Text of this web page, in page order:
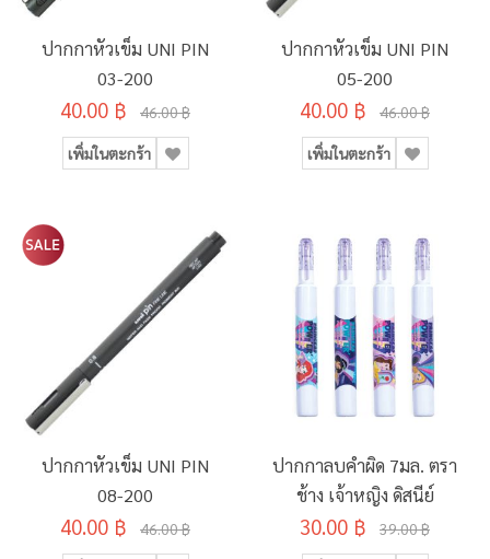
ปากกาหัวเข็ม UNI PIN
03-200
40.00 ฿ 46.00 ฿
เพิ่มในตะกร้า
ปากกาหัวเข็ม UNI PIN
05-200
40.00 ฿ 46.00 ฿
เพิ่มในตะกร้า
ปากกาหัวเข็ม UNI PIN
08-200
40.00 ฿ 46.00 ฿
ปากกาลบคำผิด 7มล. ตรา
ช้าง เจ้าหญิง ดิสนีย์
30.00 ฿ 39.00 ฿